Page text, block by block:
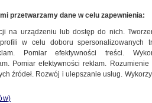
ustawy
przetwarzamy dane w celu zapewnienia:
na urządzeniu lub dostęp do nich.
profili w celu doboru spersonalizowanych
Pomiar efektywności treści.
Pomiar efektywności reklam.
źródeł. Rozwój i ulepszanie usług.